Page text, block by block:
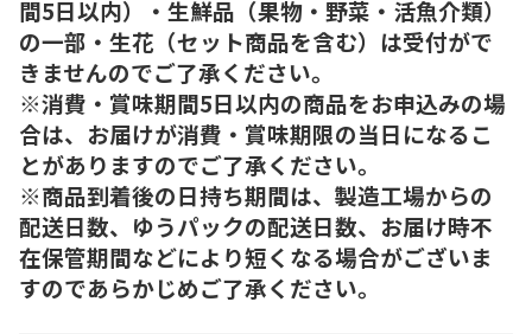
間5日以内）・生鮮品（果物・野菜・活魚介類）
の一部・生花（セット商品を含む）は受付がで
きませんのでご了承ください。
※消費・賞味期間5日以内の商品をお申込みの場
合は、お届けが消費・賞味期限の当日になるこ
とがありますのでご了承ください。
※商品到着後の日持ち期間は、製造工場からの
配送日数、ゆうパックの配送日数、お届け時不
在保管期間などにより短くなる場合がございま
すのであらかじめご了承ください。